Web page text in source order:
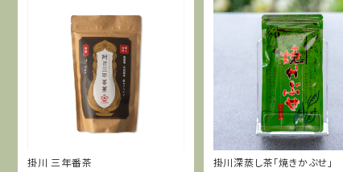
掛川 三年番茶 掛川深蒸し茶「焼きかぶせ」